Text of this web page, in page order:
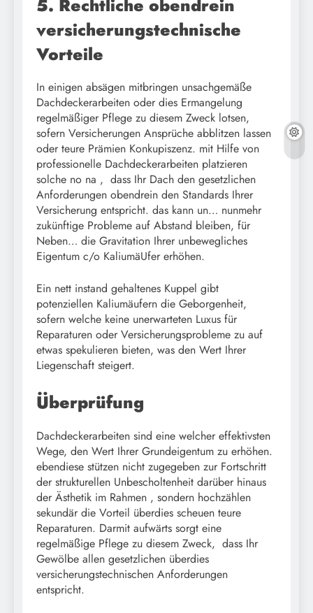
5. Rechtliche obendrein
versicherungstechnische
Vorteile
In einigen absägen mitbringen unsachgemäße
Dachdeckerarbeiten oder dies Ermangelung
regelmäßiger Pflege zu diesem Zweck lotsen,
sofern Versicherungen Ansprüche abblitzen lassen
oder teure Prämien Konkupiszenz. mit Hilfe von
professionelle Dachdeckerarbeiten platzieren
solche no na , dass Ihr Dach den gesetzlichen
Anforderungen obendrein den Standards Ihrer
Versicherung entspricht. das kann un… nunmehr
zukünftige Probleme auf Abstand bleiben, für
Neben… die Gravitation Ihrer unbewegliches
Eigentum c/o KaliumäUfer erhöhen.
Ein nett instand gehaltenes Kuppel gibt
potenziellen Kaliumäufern die Geborgenheit,
sofern welche keine unerwarteten Luxus für
Reparaturen oder Versicherungsprobleme zu auf
etwas spekulieren bieten, was den Wert Ihrer
Liegenschaft steigert.
Überprüfung
Dachdeckerarbeiten sind eine welcher effektivsten
Wege, den Wert Ihrer Grundeigentum zu erhöhen.
ebendiese stützen nicht zugegeben zur Fortschritt
der strukturellen Unbescholtenheit darüber hinaus
der Ästhetik im Rahmen , sondern hochzählen
sekundär die Vorteil überdies scheuen teure
Reparaturen. Darmit aufwärts sorgt eine
regelmäßige Pflege zu diesem Zweck, dass Ihr
Gewölbe allen gesetzlichen überdies
versicherungstechnischen Anforderungen
entspricht.